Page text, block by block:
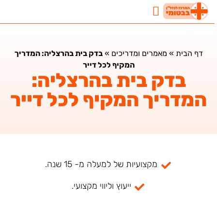
דף הבית»מאמרים ומדריכים»בדק בית בהרצליה: המדריך
המקיף לכל דייר
בדק בית בהרצליה:
המדריך המקיף לכל דייר
מקצועיות של למעלה מ- 15 שנה.
ייעוץ וליווי מקצועי.